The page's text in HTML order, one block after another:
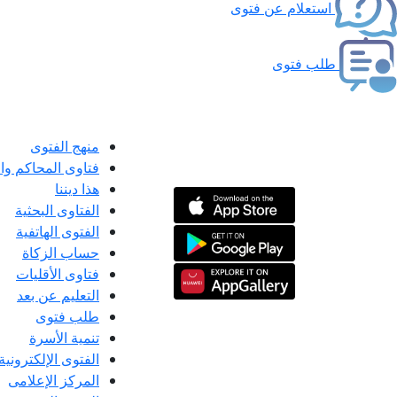
استعلام عن فتوى
طلب فتوى
منهج الفتوى
فتاوى المحاكم
هذا ديننا
الفتاوى البحثية
الفتوى الهاتفية
حساب الزكاة
فتاوى الأقليات
التعليم عن بعد
طلب فتوى
تنمية الأسرة
الفتوى الإلكترونية
المركز الإعلامى